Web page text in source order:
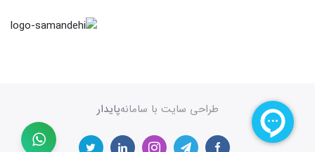
طراحی سایت با سامانهپایدار